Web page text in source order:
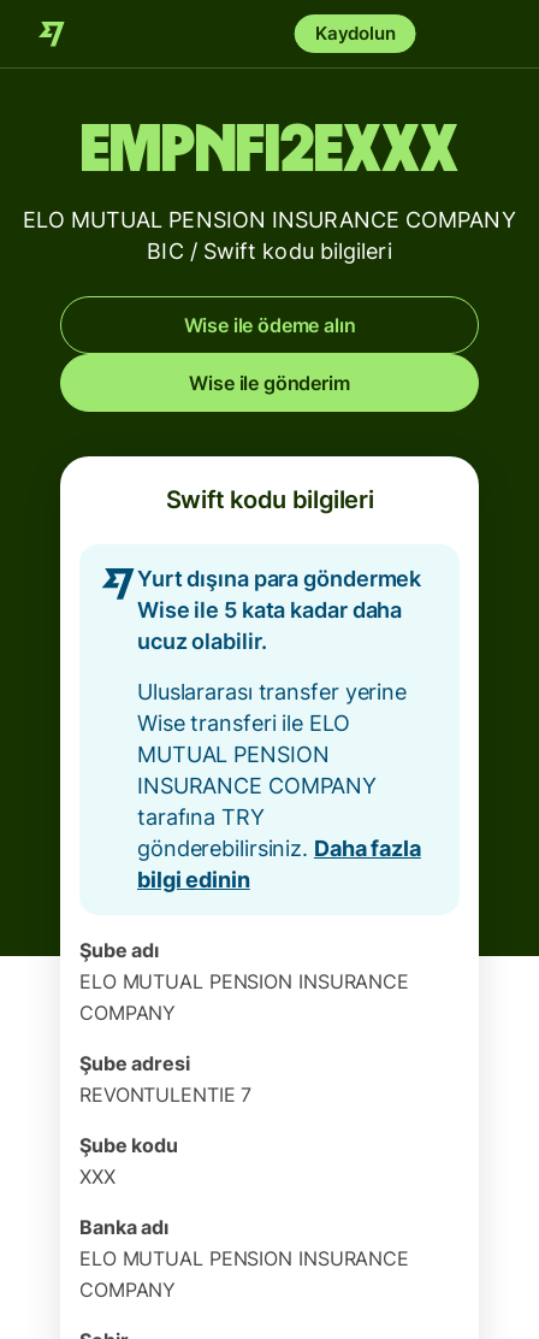
Kaydolun
EMPNFI2EXXX
ELO MUTUAL PENSION INSURANCE COMPANY
BIC / Swift kodu bilgileri
Wise ile ödeme alın
Wise ile gönderim
Swift kodu bilgileri
Yurt dışına para göndermek
Wise ile 5 kata kadar daha
ucuz olabilir.
Uluslararası transfer yerine
Wise transferi ile ELO
MUTUAL PENSION
INSURANCE COMPANY
tarafına TRY
gönderebilirsiniz. Daha fazla
bilgi edinin
Şube adı
ELO MUTUAL PENSION INSURANCE
COMPANY
Şube adresi
REVONTULENTIE 7
Şube kodu
XXX
Banka adı
ELO MUTUAL PENSION INSURANCE
COMPANY